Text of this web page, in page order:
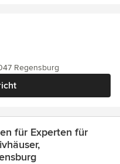
Regensburg
für Experten für